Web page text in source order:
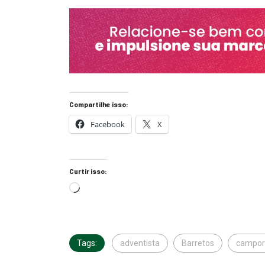
Compartilhe isso:
Facebook X
Curtir isso:
Tags: adventista Barretos